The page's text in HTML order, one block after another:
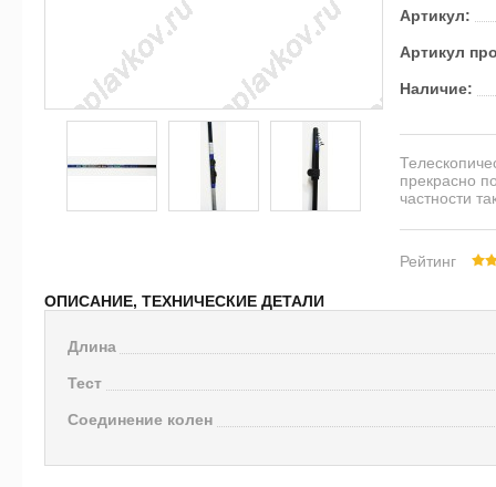
Артикул:
Артикул
Наличие:
прекрасно
частности
Рейтинг
ОПИСАНИЕ, ТЕХНИЧЕСКИЕ ДЕТАЛИ
Длина
Тест
Соединение колен